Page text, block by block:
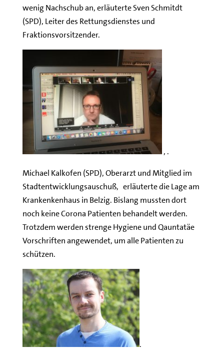
wenig Nachschub an, erläuterte Sven Schmitdt
(SPD), Leiter des Rettungsdienstes und
Fraktionsvorsitzender.
, .
Michael Kalkofen (SPD), Oberarzt und Mitglied im
Stadtentwicklungsauschuß, erläuterte die Lage am
Krankenkenhaus in Belzig. Bislang mussten dort
noch keine Corona Patienten behandelt werden.
Trotzdem werden strenge Hygiene und Qauntatäe
Vorschriften angewendet, um alle Patienten zu
schützen.
.